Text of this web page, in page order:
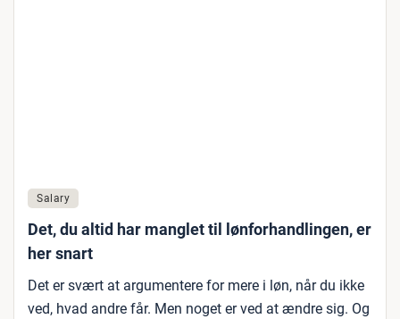
Salary
Det, du altid har manglet til lønforhandlingen, er
her snart
Det er svært at argumentere for mere i løn, når du ikke
ved, hvad andre får. Men noget er ved at ændre sig. Og